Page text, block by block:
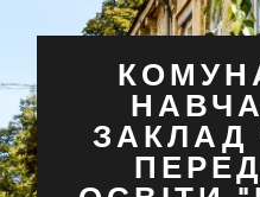
ЗАКЛАД